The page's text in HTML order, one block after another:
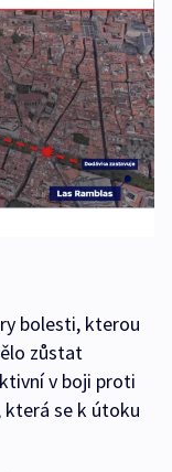
bolesti, kterou
zůstat
v boji proti
se k útoku